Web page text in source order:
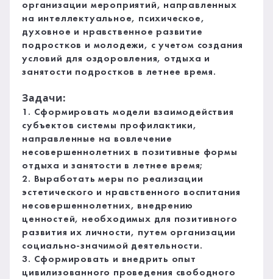
организации мероприятий, направленных
на интеллектуальное, психическое,
духовное и нравственное развитие
подростков и молодежи, с учетом создания
условий для оздоровления, отдыха и
занятости подростков в летнее время.
Задачи:
1. Сформировать модели взаимодействия
субъектов системы профилактики,
направленные на вовлечение
несовершеннолетних в позитивные формы
отдыха и занятости в летнее время;
2. Выработать меры по реализации
эстетического и нравственного воспитания
несовершеннолетних, внедрению
ценностей, необходимых для позитивного
развития их личности, путем организации
социально-значимой деятельности.
3. Сформировать и внедрить опыт
цивилизованного проведения свободного